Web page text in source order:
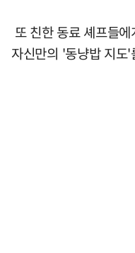
또 친한 동료 셰프들
자신만의 '동냥밥 지도'